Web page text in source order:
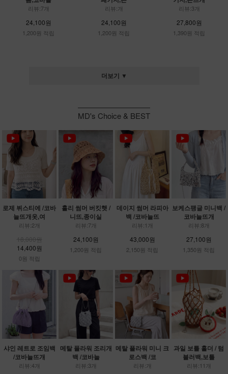
리뷰:7개
24,100원
1,200원 적립
리뷰:개
24,100원
1,200원 적립
리뷰:3개
27,800원
1,390원 적립
더보기 ▼
MD's Choice & BEST
로제 뷔스티에 /코바
늘뜨개옷,여
리뷰:2개
14,400원
0원 적립
홀리 썸머 버킷햇 /
니뜨,종이실
리뷰:7개
24,100원
1,200원 적립
데이지 썸머 라피아
백 /코바늘뜨
리뷰:1개
43,000원
2,150원 적립
보케스팽글 미니백 /
코바늘뜨개
리뷰:8개
27,100원
1,350원 적립
샤인 레트로 조임백
/코바늘뜨개
리뷰:4개
메탈 플라워 조리개
백 /코바늘
리뷰:3개
메탈 플라워 미니 크
로스백 /코
리뷰:개
과일 보틀 홀더 / 텀
블러백,보틀
리뷰:11개